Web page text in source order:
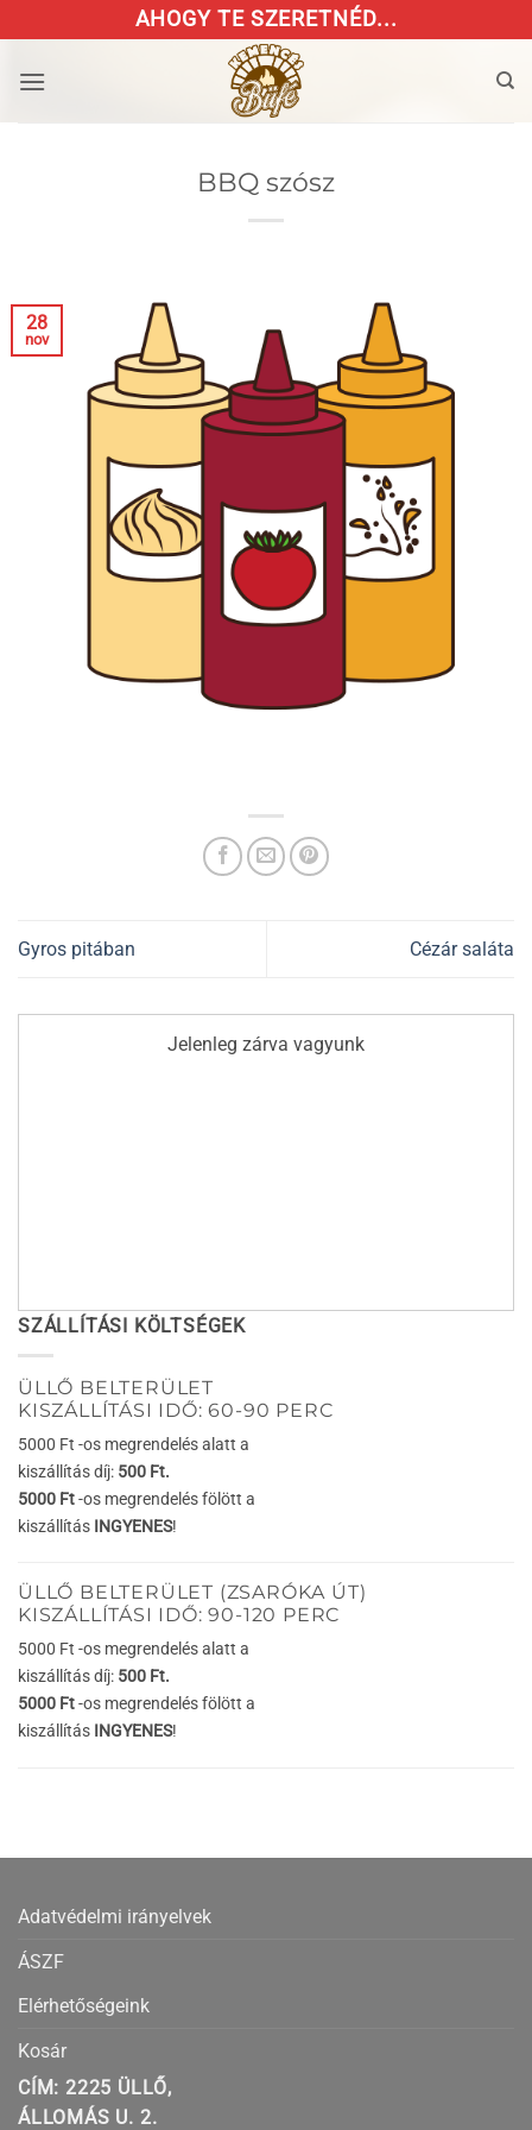
to
content
AHOGY TE SZERETNÉD...
BBQ szósz
28
nov
Gyros pitában Cézár saláta
Jelenleg zárva vagyunk
SZÁLLÍTÁSI KÖLTSÉGEK
ÜLLŐ BELTERÜLET
KISZÁLLÍTÁSI IDŐ: 60-90 PERC
5000 Ft -os megrendelés alatt a
kiszállítás díj: 500 Ft.
5000 Ft-os megrendelés fölött a
kiszállítás INGYENES!
ÜLLŐ BELTERÜLET (ZSARÓKA ÚT)
KISZÁLLÍTÁSI IDŐ: 90-120 PERC
5000 Ft -os megrendelés alatt a
kiszállítás díj: 500 Ft.
5000 Ft-os megrendelés fölött a
kiszállítás INGYENES!
Adatvédelmi irányelvek
ÁSZF
Elérhetőségeink
Kosár
CÍM: 2225 ÜLLŐ,
ÁLLOMÁS U. 2.